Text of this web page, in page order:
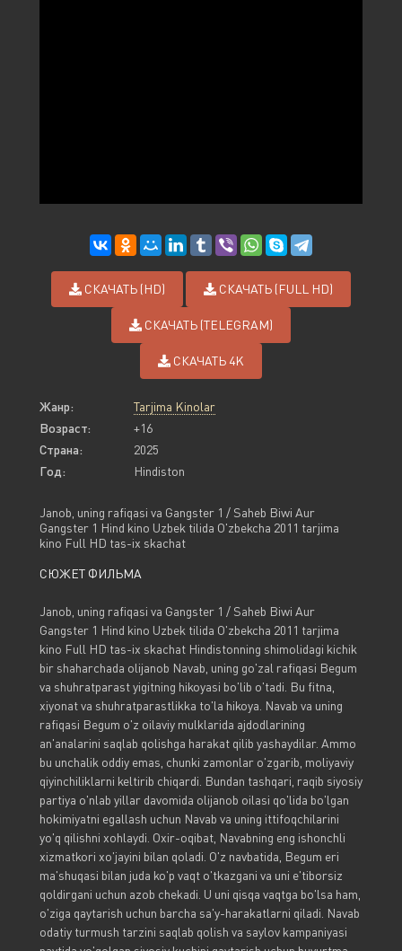
СКАЧАТЬ (HD) СКАЧАТЬ (FULL HD)
СКАЧАТЬ (TELEGRAM)
СКАЧАТЬ 4K
Жанр:
Tarjima Kinolar
Возраст:
+16
Страна:
2025
Год:
Hindiston
Janob, uning rafiqasi va Gangster 1 / Saheb Biwi Aur
Gangster 1 Hind kino Uzbek tilida O'zbekcha 2011 tarjima
kino Full HD tas-ix skachat
СЮЖЕТ ФИЛЬМА
Janob, uning rafiqasi va Gangster 1 / Saheb Biwi Aur
Gangster 1 Hind kino Uzbek tilida O'zbekcha 2011 tarjima
kino Full HD tas-ix skachat Hindistonning shimolidagi kichik
bir shaharchada olijanob Navab, uning go'zal rafiqasi Begum
va shuhratparast yigitning hikoyasi bo'lib o'tadi. Bu fitna,
xiyonat va shuhratparastlikka to'la hikoya. Navab va uning
rafiqasi Begum o'z oilaviy mulklarida ajdodlarining
an'analarini saqlab qolishga harakat qilib yashaydilar. Ammo
bu unchalik oddiy emas, chunki zamonlar o'zgarib, moliyaviy
qiyinchiliklarni keltirib chiqardi. Bundan tashqari, raqib siyosiy
partiya o'nlab yillar davomida olijanob oilasi qo'lida bo'lgan
hokimiyatni egallash uchun Navab va uning ittifoqchilarini
yo'q qilishni xohlaydi. Oxir-oqibat, Navabning eng ishonchli
xizmatkori xo'jayini bilan qoladi. O'z navbatida, Begum eri
ma'shuqasi bilan juda ko'p vaqt o'tkazgani va uni e'tiborsiz
qoldirgani uchun azob chekadi. U uni qisqa vaqtga bo'lsa ham,
o'ziga qaytarish uchun barcha sa'y-harakatlarni qiladi. Navab
odatiy turmush tarzini saqlab qolish va saylov kampaniyasi